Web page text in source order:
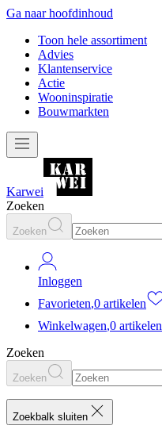
Ga naar hoofdinhoud
Toon hele assortiment
Advies
Klantenservice
Actie
Wooninspiratie
Bouwmarkten
Karwei
Zoeken
Zoeken
Inloggen
Favorieten,0 artikelen
Winkelwagen,0 artikelen
Zoeken
Zoeken
Zoekbalk sluiten